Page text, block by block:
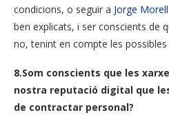
condicions, o seguir a Jorge Morell
ben explicats, i ser conscients de
no, tenint en compte les possibles
8.Som conscients que les
nostra reputació digital que
de contractar personal?